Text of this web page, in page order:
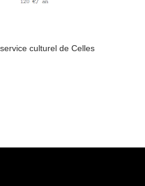
culturel de Celles